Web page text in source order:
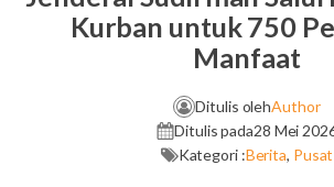
Kurban untuk 750
Manfaat
Ditulis olehAuthor
Ditulis pada28 Mei
Kategori :Berita, Pusat